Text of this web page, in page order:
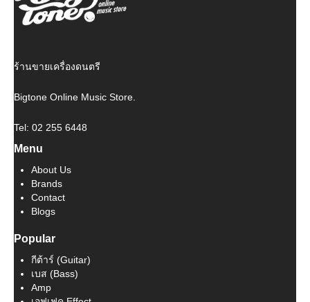
ร้านขายเครื่องดนตรี
Bigtone Online Music Store.
Tel: 02 255 6448
Menu
About Us
Brands
Contact
Blogs
Popular
กีต้าร์ (Guitar)
เบส (Bass)
Amp